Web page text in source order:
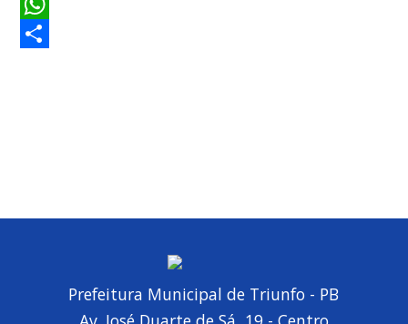
Email
WhatsApp
Prefeitura Municipal de Triunfo - PB